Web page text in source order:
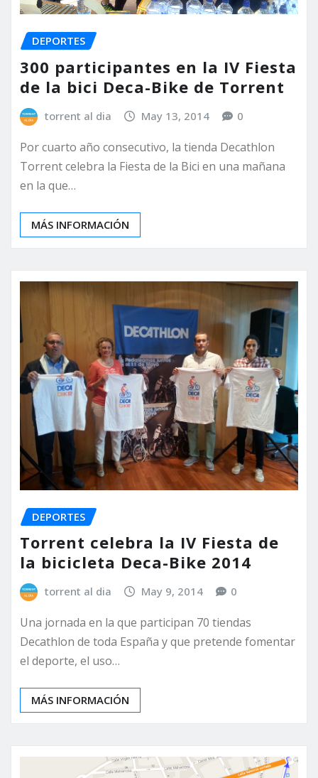
DEPORTES
300 participantes en la IV Fiesta
de la bici Deca-Bike de Torrent
torrent al dia May 13, 2014 0
Por cuarto año consecutivo, la tienda Decathlon
Torrent celebra la Fiesta de la Bici en una mañana
en la que…
MÁS INFORMACIÓN
DEPORTES
Torrent celebra la IV Fiesta de
la bicicleta Deca-Bike 2014
torrent al dia May 9, 2014 0
Una jornada en la que participan 70 tiendas
Decathlon de toda España y que pretende fomentar
el deporte, el uso…
MÁS INFORMACIÓN